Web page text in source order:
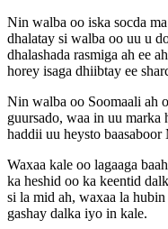
Nin walba oo iska socda
dhalatay si walba oo uu u
dhalashada rasmiga ah ee
horey isaga dhiibtay ee
Nin walba oo Soomaali ah
guursado, waa in uu marka
haddii uu heysto baasaboor
Waxaa kale oo lagaaga
ka heshid oo ka keentid
si la mid ah, waxaa la
gashay dalka iyo in kale.